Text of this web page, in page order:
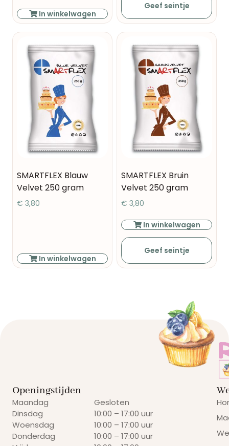
In winkelwagen
Geef seintje
SMARTFLEX Blauw
Velvet 250 gram
€ 3,80
In winkelwagen
SMARTFLEX Bruin
Velvet 250 gram
€ 3,80
In winkelwagen
Geef seintje
Openingstijden
Maandag
Dinsdag
Woensdag
Donderdag
Gesloten
10:00 – 17:00 uur
10:00 – 17:00 uur
10:00 – 17:00 uur